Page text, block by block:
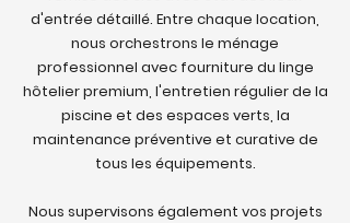
d'entrée détaillé. Entre chaque location,
nous orchestrons le ménage
professionnel avec fourniture du linge
hôtelier premium, l'entretien régulier de la
piscine et des espaces verts, la
maintenance préventive et curative de
tous les équipements.
Nous supervisons également vos projets